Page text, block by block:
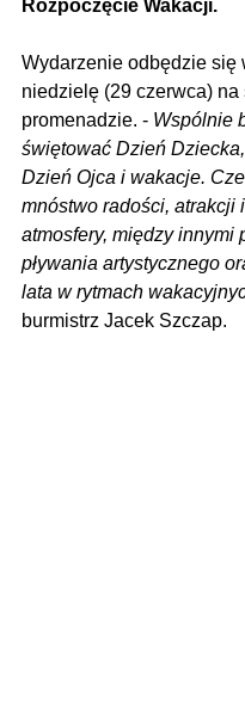
Rozpoczęcie Wakacji.
Wydarzenie odbędzie się
niedzielę (29 czerwca) na
promenadzie. - Wspólnie
świętować Dzień
Dzień Ojca i wakacje.
mnóstwo radości, atrakcji
atmosfery, między innymi
pływania artystycznego
lata w rytmach
burmistrz Jacek Szczap.